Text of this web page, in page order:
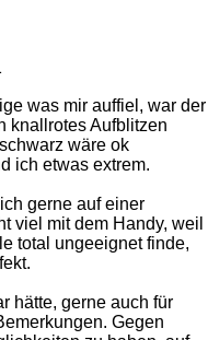
was mir auffiel, war der
knallrotes Aufblitzen
wäre ok
ich etwas extrem.
gerne auf einer
viel mit dem Handy, weil
total ungeeignet finde,
hätte, gerne auch für
Gegen